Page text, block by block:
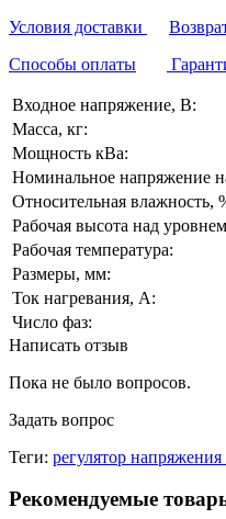
Условия доставки
Способы оплаты
Входное напряжение, В:
Масса, кг:
Мощность кВа:
Номинальное напряжение
Относительная влажность,
Рабочая высота над
Рабочая температура:
Размеры, мм:
Ток нагревания, А:
Число фаз:
Написать отзыв
Пока не было вопросов.
Задать вопрос
Теги: регулятор
Рекомендуемые